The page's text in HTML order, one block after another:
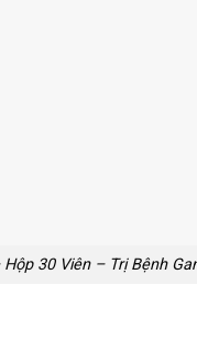
30 Viên – Trị Bệnh